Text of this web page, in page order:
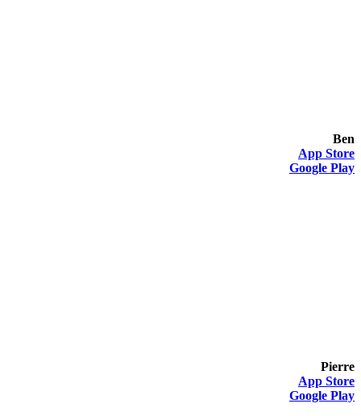
Ben
App Store
Google Play
Pierre
App Store
Google Play